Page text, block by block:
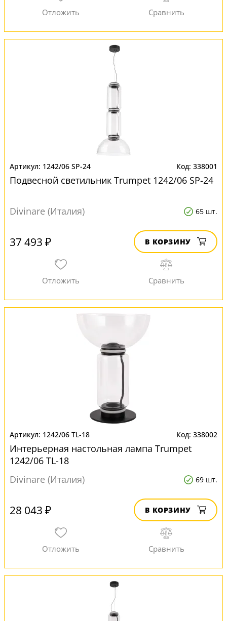
1242/06 SP-24 338001
Подвесной светильник Trumpet 1242/06 SP-24
Divinare (Италия) 65 шт.
37 493 ₽ В КОРЗИНУ
1242/06 TL-18 338002
Интерьерная настольная лампа Trumpet
1242/06 TL-18
Divinare (Италия)
69 шт.
28 043 ₽ В КОРЗИНУ